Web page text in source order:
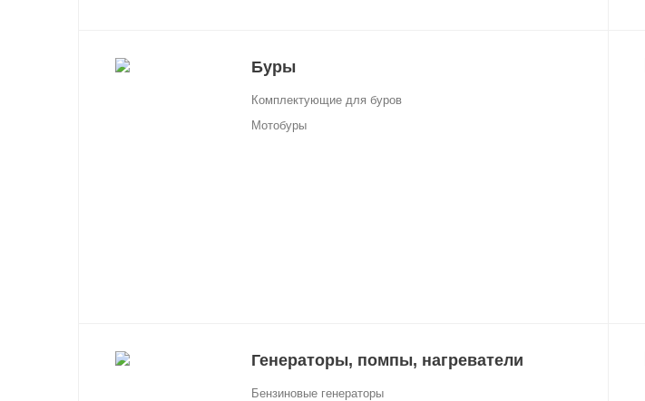
Буры
Комплектующие для буров
Мотобуры
Генераторы, помпы, нагреватели
Бензиновые генераторы